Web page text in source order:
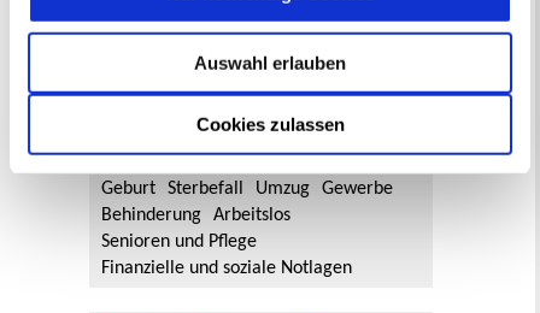
Cookies zulassen
Auswahl erlauben
Aktuelle Bürgerbeteiligungen zu
Flächennutzungsplan-Änderungen finden
Lebenslagen
Geburt
Sterbefall Umzug
Gewerbe
Behinderung
Arbeitslos
Senioren und Pflege
Finanzielle und soziale Notlagen